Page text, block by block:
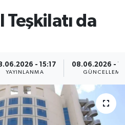
Teşkilatı da
- 15:17
YAYINLANMA
08.06.2026 -
GÜNCELLEME